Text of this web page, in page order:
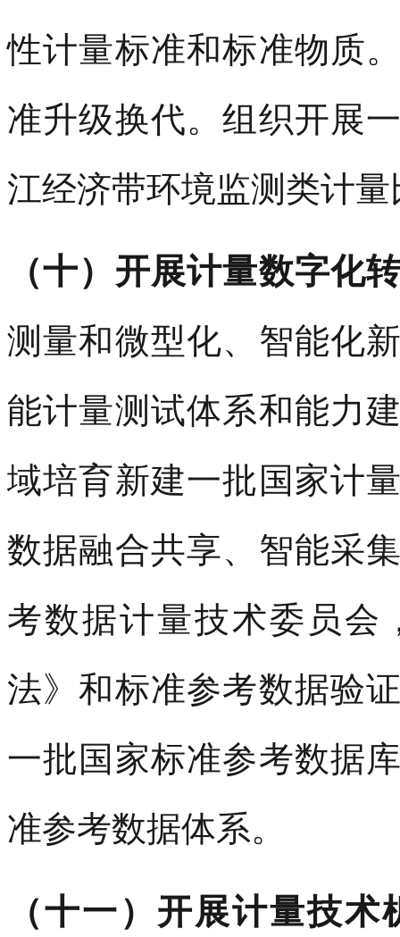
性计量标准和标准物质
准升级换代。组织开展
江经济带环境监测类计量
（十）开展计量数字化
测量和微型化、智能化
能计量测试体系和能力
域培育新建一批国家计
数据融合共享、智能采
考数据计量技术委员会
法》和标准参考数据验
一批国家标准参考数据
准参考数据体系。
（十一）开展计量技